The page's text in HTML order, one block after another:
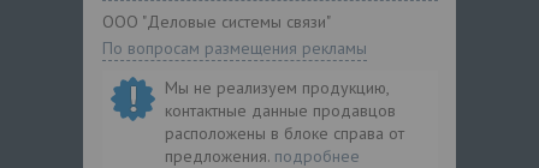
ООО "Деловые системы связи"
По вопросам размещения рекламы
Мы не реализуем продукцию,
контактные данные продавцов
расположены в блоке справа от
предложения. подробнее